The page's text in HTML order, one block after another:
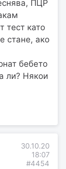
ПЦР
тест като
стане, ако
бебето
ли? Някои
30.10.20
18:07
#4454